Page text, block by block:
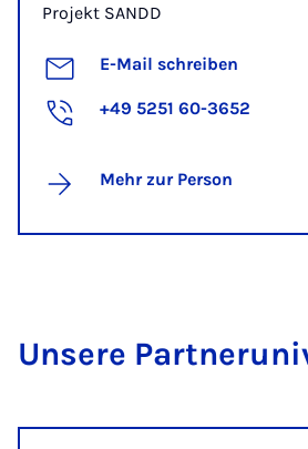
Projekt SANDD
E-Mail schreiben
+49 5251 60-3652
Mehr zur Person
Un­se­re